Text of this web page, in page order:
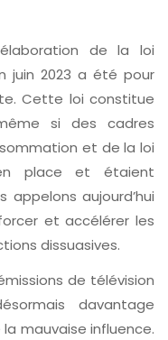
de la loi
juin 2023 a été pour
Cette loi constitue
si des cadres
et de la loi
place et étaient
appelons aujourd’hui
et accélérer les
dissuasives.
de télévision
davantage
mauvaise influence.